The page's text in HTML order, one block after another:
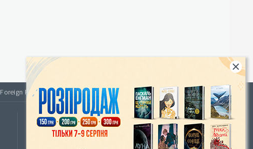
Foreign Rights |
Інтернет-магазин «Видавництво Богдан»:
46018, м. Тернопіль, А/С 529